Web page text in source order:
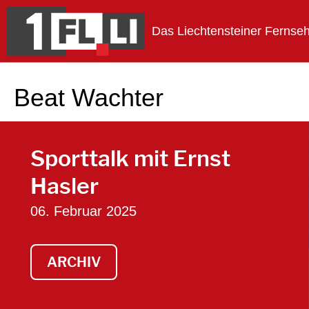
1FLTV
Das Liechtensteiner
Beat Wachter
Sporttalk mit Ernst
Hasler
06. Februar 2025
ARCHIV